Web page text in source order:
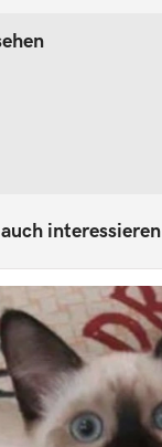
interessieren